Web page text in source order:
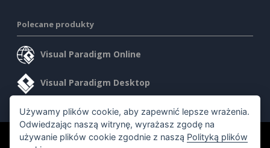
Polecane produkty
Visual Paradigm Online
Visual Paradigm Desktop
©2026 by Visual Paradigm. Wszelkie prawa zastrzeżone.
Używamy plików cookie, aby zapewnić lepsze wrażenia.
Odwiedzając naszą witrynę, wyrażasz zgodę na
używanie plików cookie zgodnie z naszą Polityką plików